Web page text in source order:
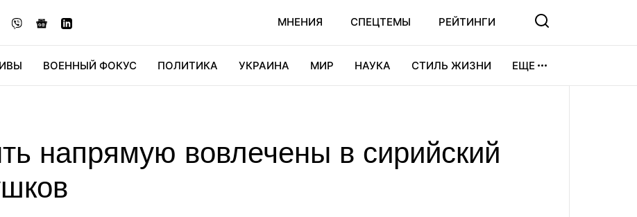
МНЕНИЯ СПЕЦТЕМЫ РЕЙТИНГИ
ВОЕННЫЙ ФОКУС ПОЛИТИКА УКРАИНА МИР НАУКА СТИЛЬ ЖИЗНИ ЕЩЕ
напрямую вовлечены в сирийский